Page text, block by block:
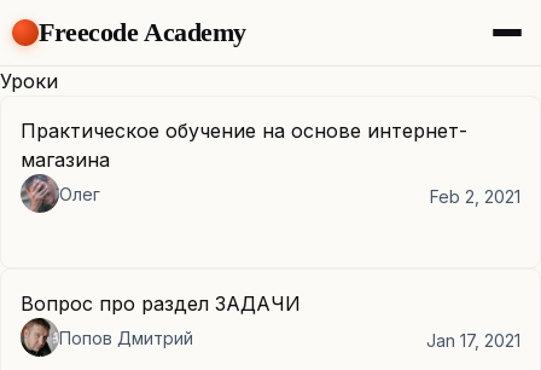
Freecode Academy
About
Teams
Offers
Projects
Get Access
Уроки
Практическое обучение на основе интернет-
магазина
Олег Feb 2, 2021
Вопрос про раздел ЗАДАЧИ
Попов Дмитрий Jan 17, 2021